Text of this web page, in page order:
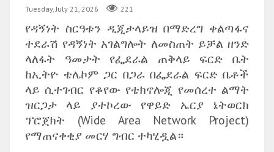
Tuesday, July 21, 2026 221
የዳኝነት ስርዓቱን ዲጂታላይዝ በማድረግ ቀልጣፋና
ተደራሽ የዳኝነት አገልግሎት ለመስጠት ይቻል ዘንድ
ላለፋት ዓመታት የፌደራል ጠቅላይ ፍርድ ቤት
ከኢትዮ ቴሌኮም ጋር በጋራ በፌደራል ፍርድ ቤቶች
ላይ ሲተገብር የቆየው የቴክኖሎጂ የመሰረተ ልማት
ዝርጋታ ላይ ያተኮረው የዋይድ ኤርያ ኔትወርክ
ፕሮጀክት (Wide Area Network Project)
የማጠናቀቂያ መርሃ ግብር ተካሂዷል።